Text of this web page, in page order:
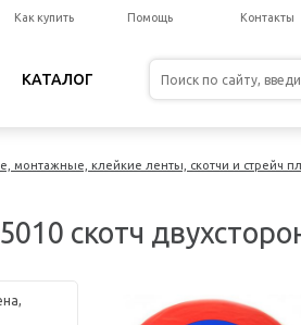
Как купить Помощь Контакты
КАТАЛОГ
монтажные, клейкие ленты, скотчи и стрейч
скотч